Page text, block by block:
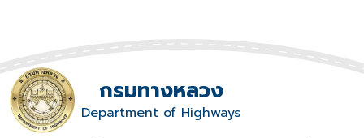
กรมทางหลวง
Department of Highways